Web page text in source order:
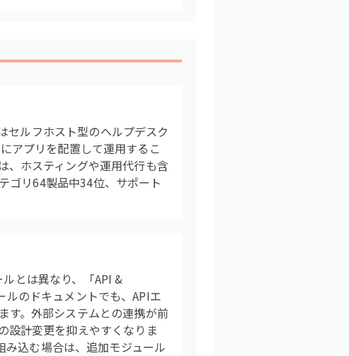
セルフホスト型のヘルプデスク
アプリを配置して運用するこ
、ホスティングや運用代行も含
ゴリ64製品中34位、サポート
とは異なり、「API &
のドキュメントでも、APIエ
す。外部システムとの連携が前
設計変更を抑えやすくなりま
込む場合は、追加モジュール